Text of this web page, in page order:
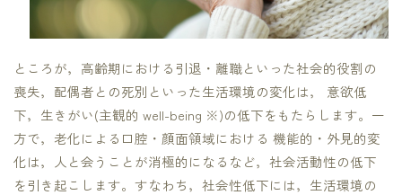
ところが，高齢期における引退・離職といった社会的役割の
喪失，配偶者との死別といった生活環境の変化は， 意欲低
下，生きがい(主観的 well-being ※)の低下をもたらします。一
方で，老化による口腔・顔面領域における 機能的・外見的変
化は，人と会うことが消極的になるなど，社会活動性の低下
を引き起こします。すなわち，社会性低下には，生活環境の